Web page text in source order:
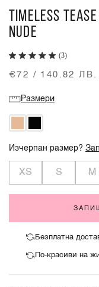
TIMELESS
NUDE
(3)
€72 / 140.82 ЛВ.
Размери
Изчерпан размер?
XS S M
Безплатна
По-красиви на